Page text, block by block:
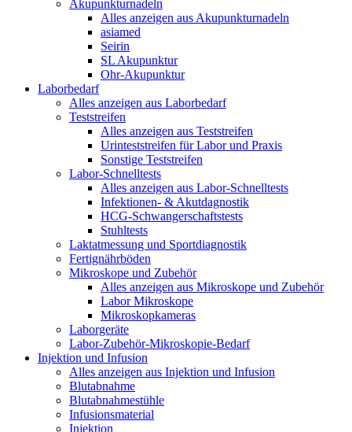
Akupunkturnadeln
Alles anzeigen aus Akupunkturnadeln
asiamed
Seirin
SL Akupunktur
Ohr-Akupunktur
Laborbedarf
Alles anzeigen aus Laborbedarf
Teststreifen
Alles anzeigen aus Teststreifen
Urinteststreifen für Labor und Praxis
Sonstige Teststreifen
Labor-Schnelltests
Alles anzeigen aus Labor-Schnelltests
Infektionen- & Akutdagnostik
HCG-Schwangerschaftstests
Stuhltests
Laktatmessung und Sportdiagnostik
Fertignährböden
Mikroskope und Zubehör
Alles anzeigen aus Mikroskope und Zubehör
Labor Mikroskope
Mikroskopkameras
Laborgeräte
Labor-Zubehör-Mikroskopie-Bedarf
Injektion und Infusion
Alles anzeigen aus Injektion und Infusion
Blutabnahme
Blutabnahmestühle
Infusionsmaterial
Injektion